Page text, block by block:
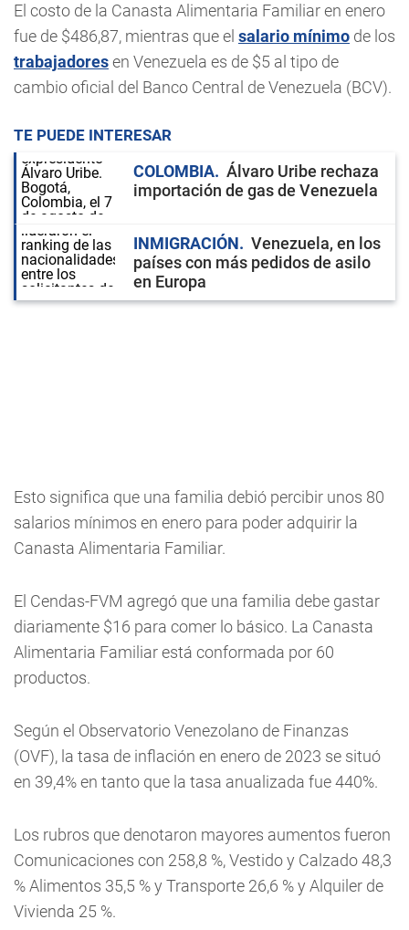
El costo de la Canasta Alimentaria Familiar en enero
fue de $486,87, mientras que el salario mínimo de los
trabajadoresen Venezuela es de $5 al tipo de
cambio oficial del Banco Central de Venezuela (BCV).
TE PUEDE INTERESAR
COLOMBIA
Álvaro Uribe rechaza
importación de gas de Venezuela
INMIGRACIÓN
Venezuela, en los
países con más pedidos de asilo
en Europa
Esto significa que una familia debió percibir unos 80
salarios mínimos en enero para poder adquirir la
Canasta Alimentaria Familiar.
El Cendas-FVM agregó que una familia debe gastar
diariamente $16 para comer lo básico. La Canasta
Alimentaria Familiar está conformada por 60
productos.
Según el Observatorio Venezolano de Finanzas
(OVF), la tasa de inflación en enero de 2023 se situó
en 39,4% en tanto que la tasa anualizada fue 440%.
Los rubros que denotaron mayores aumentos fueron
Comunicaciones con 258,8 %, Vestido y Calzado 48,3
% Alimentos 35,5 % y Transporte 26,6 % y Alquiler de
Vivienda 25 %.